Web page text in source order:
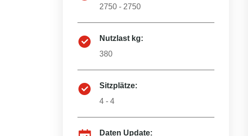
2750 - 2750
Nutzlast kg:
380
Sitzplätze:
4 - 4
Daten Update: